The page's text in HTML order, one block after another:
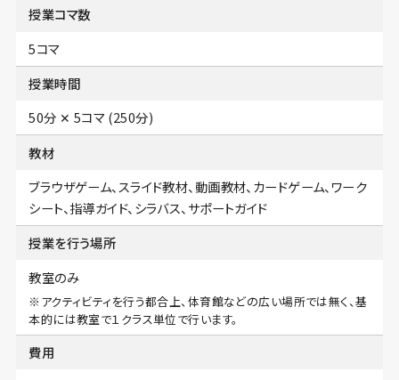
授業コマ数
5コマ
授業時間
50分 ✕ 5コマ (250分)
教材
ブラウザゲーム、スライド教材、動画教材、カードゲーム、ワーク
シート、指導ガイド、シラバス、サポートガイド
授業を行う場所
教室のみ
※アクティビティを行う都合上、体育館などの広い場所では無く、基
本的には教室で１クラス単位で行います。
費用